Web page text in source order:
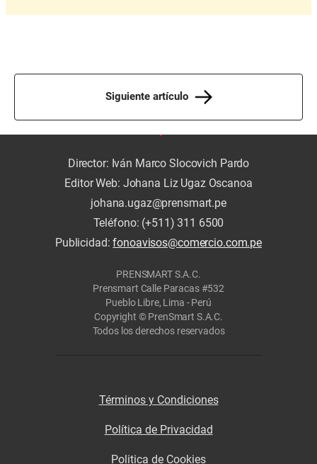
Siguiente artículo
Director: Iván Marco Slocovich Pardo
Editor Web: Johana Liz Ugaz Oscanoa
johana.ugaz@prensmart.pe
Teléfono: (+511) 311 6500
Publicidad:fonoavisos@comercio.com.pe
PRENSMART S.A.C.
Prensmart Calle Paracas #532
Pueblo Libre, Lima - Perú
Copyright © PrenSmart S.A.C.
Todos los derechos reservados
Términos y Condiciones
Política de Privacidad
Politica de Cookies